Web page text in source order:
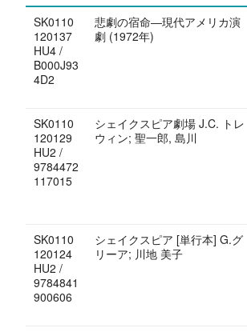
SK0110
120137
HU4 /
B000J93
4D2
悲劇の宿命―現代アメリカ演
劇 (1972年)
SK0110
120129
HU2 /
9784472
117015
シェイクスピア劇場 J.C. トレ
ウィン; 聖一郎, 島川
SK0110
120124
HU2 /
9784841
900606
シェイクスピア [単行本] G.グ
リーア; 川地 美子